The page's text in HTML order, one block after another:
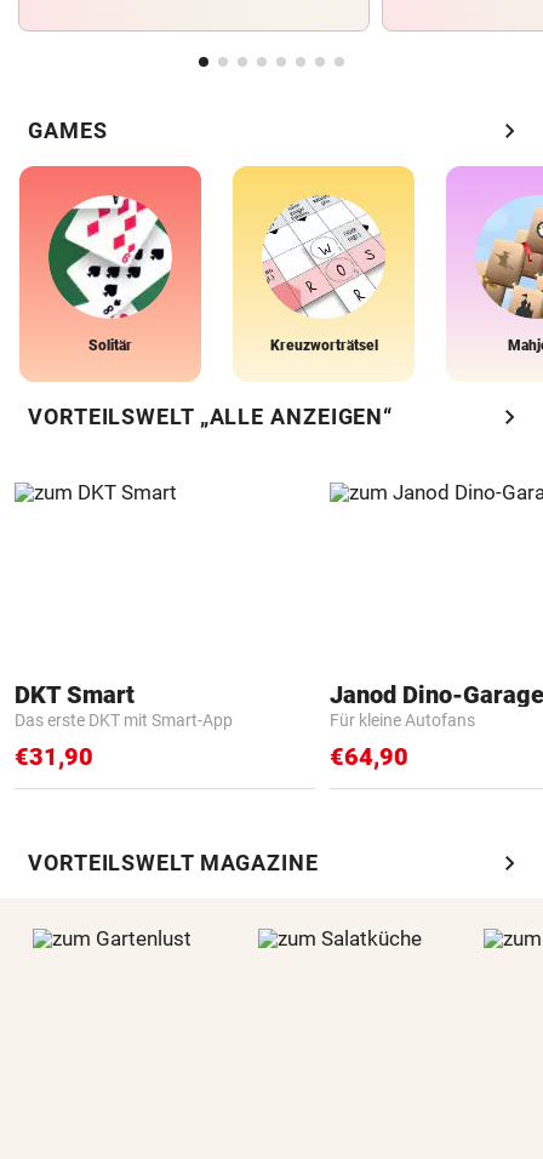
GAMES chevron_right
Solitär Kreuzworträtsel
VORTEILSWELT „ALLE ANZEIGEN“ chevron_right
DKT Smart
Das erste DKT mit Smart-App
€31,90
Janod Dino-Garage
Für kleine Autofans
€64,90
VORTEILSWELT MAGAZINE chevron_right